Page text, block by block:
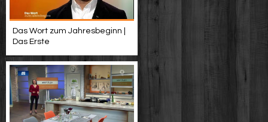
Das Wort zum Jahresbeginn |
Das Erste